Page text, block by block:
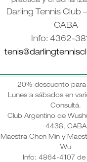
Darling Tennis Club
CABA
Info: 4362-
20% descuento para
Lunes a sábados en
Consultá.
Club Argentino de
4438, CABA
Maestra Chen Min y
Wu
Info: 4864-4107 de